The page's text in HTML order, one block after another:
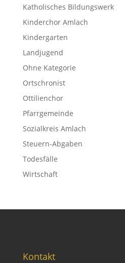
Katholisches Bildungswerk
Kinderchor Amlach
Kindergarten
Landjugend
Ohne Kategorie
Ortschronist
Ottilienchor
Pfarrgemeinde
Sozialkreis Amlach
Steuern-Abgaben
Todesfälle
Wirtschaft
Kontakt